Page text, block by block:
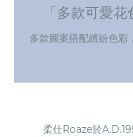
「多款可愛
多款圖案搭配繽紛色彩
柔仕Roaze於